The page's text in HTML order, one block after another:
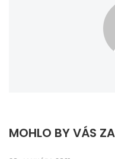
MOHLO BY VÁS